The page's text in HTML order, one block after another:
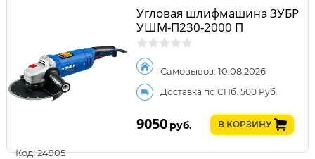
Код: 24905
Угловая шлифмашина ЗУБР
УШМ-П230-2000 П
Самовывоз: 10.08.2026
Доставка по СПб: 500 Руб.
9050 руб. В КОРЗИНУ